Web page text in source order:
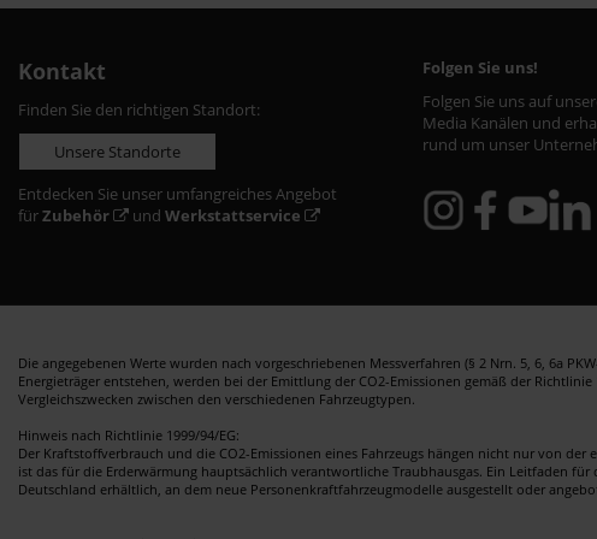
Kontakt
Finden Sie den richtigen Standort:
Unsere Standorte
Entdecken Sie unser umfangreiches Angebot
fürZubehör und Werkstattservice
Folgen Sie uns!
Folgen Sie uns auf
Media Kanälen und
rund um unser
Die angegebenen Werte wurden nach vorgeschriebenen Messverfahren (§ 2 Nrn. 5, 6, 6a
Energieträger entstehen, werden bei der Emittlung der CO2-Emissionen gemäß der
Vergleichszwecken zwischen den verschiedenen Fahrzeugtypen.
Hinweis nach Richtlinie 1999/94/EG:
Der Kraftstoffverbrauch und die CO2-Emissionen eines Fahrzeugs hängen nicht nur von
ist das für die Erderwärmung hauptsächlich verantwortliche Traubhausgas. Ein Leitfaden
Deutschland erhältlich, an dem neue Personenkraftfahrzeugmodelle ausgestellt oder